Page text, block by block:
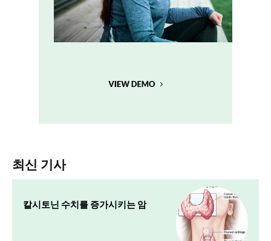
최신 기사
칼시토닌 수치를 증가시키는 암